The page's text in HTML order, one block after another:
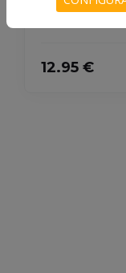
12.95 €